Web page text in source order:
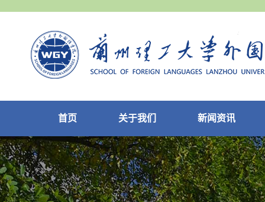
首页 关于我们 新闻资讯